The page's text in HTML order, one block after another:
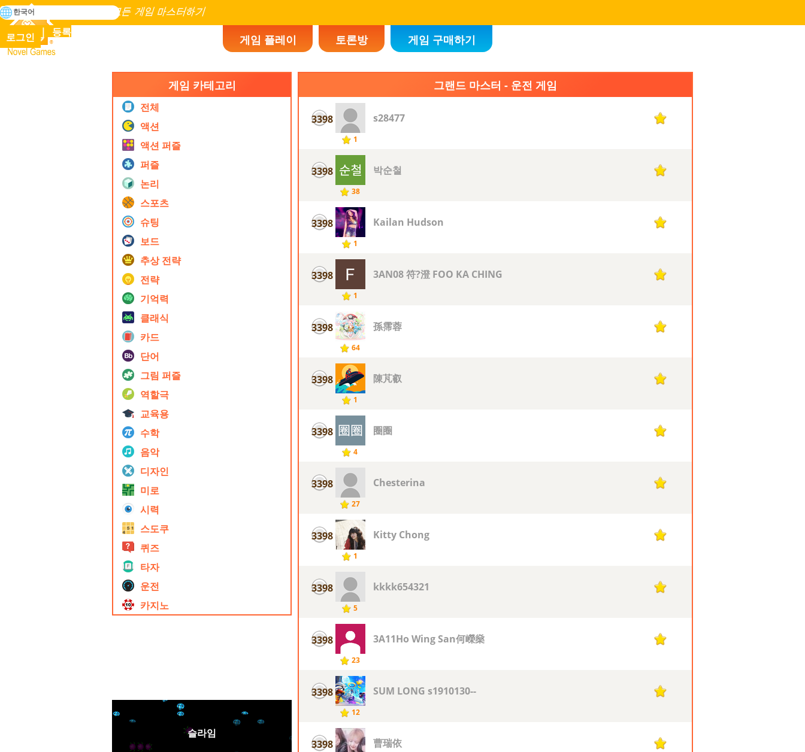
Novel Games
인류 역사에 존재하는 모든 게임 마스터하기
검
색
게임 플레이 토론방 게임 구매하기
로그인 등록
한국어
게임 카테고리
전체
액션
액션 퍼즐
퍼즐
논리
스포츠
슈팅
보드
추상 전략
전략
기억력
클래식
카드
단어
그림 퍼즐
역할극
교육용
수학
음악
디자인
미로
시력
스도쿠
퀴즈
타자
운전
카지노
그랜드 마스터 - 운전 게임
3398
1
s28477 1
3398
38
박순철 1
3398
1
Kailan Hudson 1
3398
1
3AN08 符?澄 FOO KA CHING 1
3398
64
孫霈蓉 1
3398
1
陳芃叡 1
3398
4
圈圈 1
3398
27
Chesterina 1
3398
1
Kitty Chong 1
3398
5
kkkk654321 1
3398
23
3A11Ho Wing San何嶸燊 1
3398
12
SUM LONG s1910130-- 1
3398 曹瑞依 1